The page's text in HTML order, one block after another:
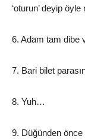
‘oturun’ deyip
6. Adam tam dibe
7. Bari bilet
8. Yuh…
9. Düğünden önce